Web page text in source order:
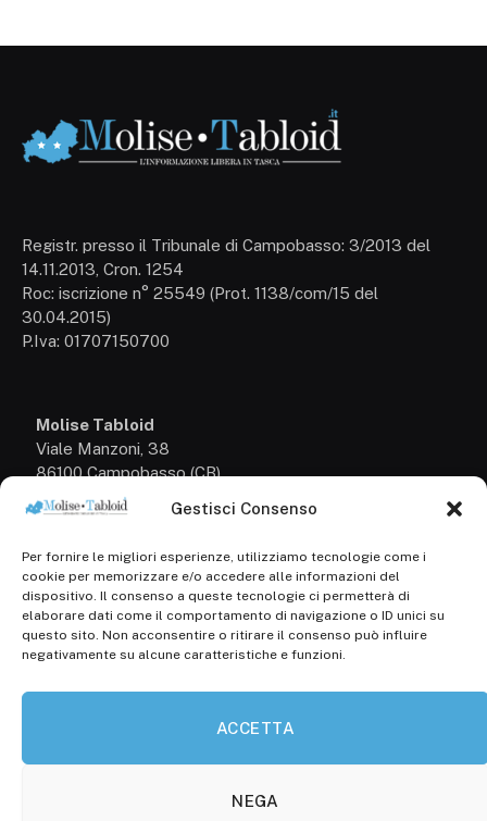
Gestisci Consenso
Per fornire le migliori esperienze, utilizziamo tecnologie come i
cookie per memorizzare e/o accedere alle informazioni del
dispositivo. Il consenso a queste tecnologie ci permetterà di
elaborare dati come il comportamento di navigazione o ID unici su
questo sito. Non acconsentire o ritirare il consenso può influire
negativamente su alcune caratteristiche e funzioni.
ACCETTA
NEGA
Registr. presso il Tribunale di Campobasso: 3/2013 del
14.11.2013, Cron. 1254
Roc: iscrizione n° 25549 (Prot. 1138/com/15 del
30.04.2015)
P.Iva: 01707150700
Molise Tabloid
Viale Manzoni, 38
86100 Campobasso (CB)
+39 3333169466
Scrivici a:
info@molisetabloid.it
commerciale@molisetabloid.it
Disclaimer